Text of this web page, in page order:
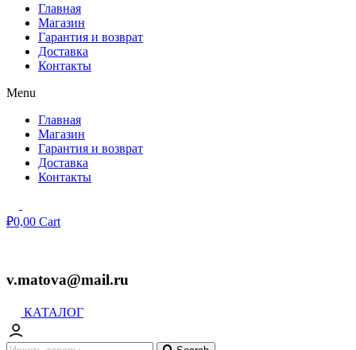
Главная
Магазин
Гарантия и возврат
Доставка
Контакты
Menu
Главная
Магазин
Гарантия и возврат
Доставка
Контакты
₽0,00 Cart
v.matova@mail.ru
КАТАЛОГ